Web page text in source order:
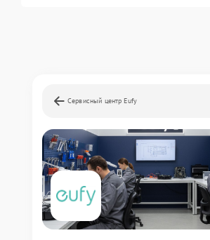
Сервисный центр Eufy